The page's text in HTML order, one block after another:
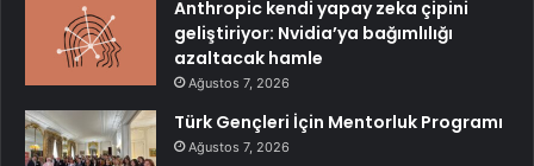
Anthropic kendi yapay zeka çipini
geliştiriyor: Nvidia’ya bağımlılığı
azaltacak hamle
Ağustos 7, 2026
Türk Gençleri İçin Mentorluk Programı
Ağustos 7, 2026